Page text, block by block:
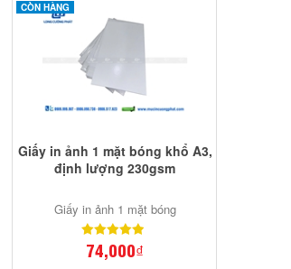
CÒN HÀNG
Giấy in ảnh 1 mặt bóng khổ A3,
định lượng 230gsm
Giấy in ảnh 1 mặt bóng
74,000₫